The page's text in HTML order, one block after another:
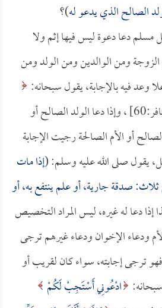
الصالح الذي يدعو له)؟
دعا دعوة ليس فيها إثم ولا
ومن الوالدين ومن الولد ومن
وعد فيه بالإجابة، يقول سبحانه:
[غافر:60] ، وإذا دعا الولد الصالح أو
أو الأم الصالحة رجيت الإجابة
يقول صلى الله عليه وسلم: (إذا مات
صدقة جارية، أو علم ينتفع به، أو
دعا له غيره، ليس المراد التخصيص
ودعاء الإخوان ودعاء غيرهم ترجى
ترجى إجابته، سواء كان لقريب أو
ادْعُونِي أَسْتَجِبْ لَكُمْ